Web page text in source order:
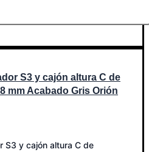
S3 y cajón altura C de
mm Acabado Gris Orión
S3 y cajón altura C de